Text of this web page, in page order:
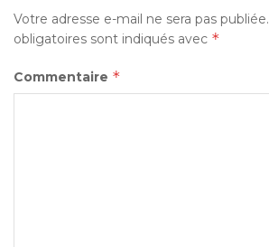
Votre adresse e-mail ne sera pas publiée.
obligatoires sont indiqués avec *
Commentaire *